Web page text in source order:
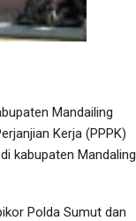
Mandailing
Kerja (PPPK)
kabupaten Mandaling
Polda Sumut dan